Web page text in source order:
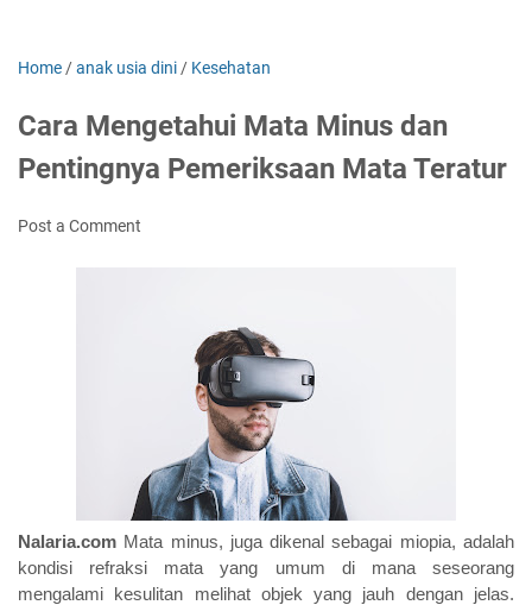
Home /anak usia dini / Kesehatan
Cara Mengetahui Mata Minus dan
Pentingnya Pemeriksaan Mata Teratur
Post a Comment
Nalaria.com Mata minus, juga dikenal sebagai miopia, adalah
kondisi refraksi mata yang umum di mana seseorang
mengalami kesulitan melihat objek yang jauh dengan jelas.